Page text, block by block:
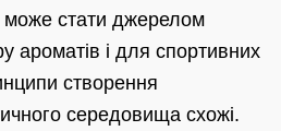
може стати джерелом
ароматів і для спортивних
створення
середовища схожі.